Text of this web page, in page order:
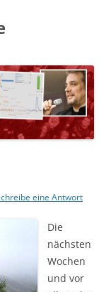
eine Antwort
Die
nächsten
Wochen
und vor